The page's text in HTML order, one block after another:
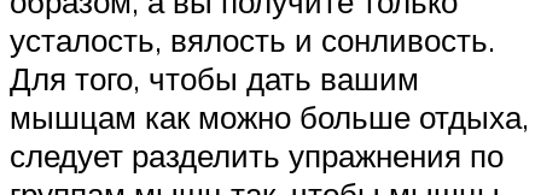
усталость, вялость и сонливость.
Для того, чтобы дать вашим
мышцам как можно больше отдыха,
следует разделить упражнения по